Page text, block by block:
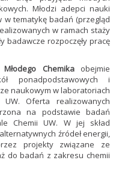
Młodzi adepci nauki
tematykę badań (przegląd
w ramach staży
badawcze rozpoczęły pracę
Chemikaobejmie
ponadpodstawowych i
naukowym w laboratoriach
UW. Oferta realizowanych
na podstawie badań
Chemii UW. W jej skład
źródeł energii,
projekty związane ze
do badań z zakresu chemii